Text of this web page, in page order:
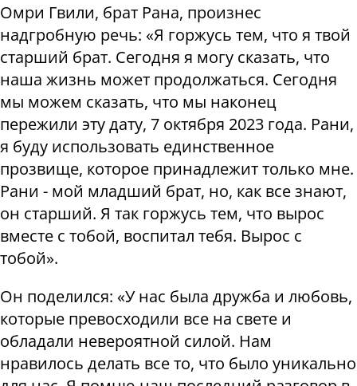
Омри Гвили, брат Рана, произнес
надгробную речь: «Я горжусь тем, что я твой
старший брат. Сегодня я могу сказать, что
наша жизнь может продолжаться. Сегодня
мы можем сказать, что мы наконец
пережили эту дату, 7 октября 2023 года. Рани,
я буду использовать единственное
прозвище, которое принадлежит только мне.
Рани - мой младший брат, но, как все знают,
он старший. Я так горжусь тем, что вырос
вместе с тобой, воспитал тебя. Вырос с
тобой».
Он поделился: «У нас была дружба и любовь,
которые превосходили все на свете и
обладали невероятной силой. Нам
нравилось делать все то, что было уникально